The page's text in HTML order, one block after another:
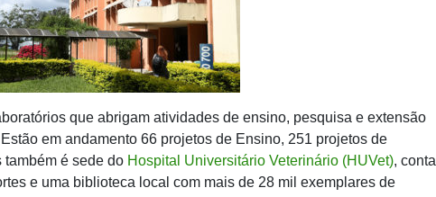
que abrigam atividades de ensino, pesquisa e extensão
em andamento 66 projetos de Ensino, 251 projetos de
também é sede do Hospital Universitário Veterinário (HUVet), conta
e uma biblioteca local com mais de 28 mil exemplares de